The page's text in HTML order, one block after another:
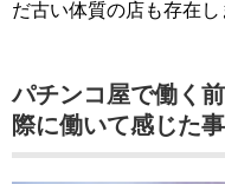
だ古い体質の店も存在し
パチンコ屋で働く
際に働いて感じた